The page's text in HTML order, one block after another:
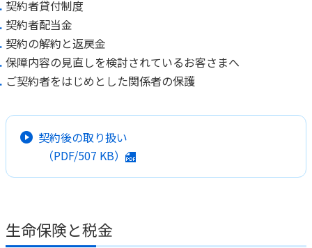
契約者貸付制度
契約者配当金
契約の解約と返戻金
保障内容の見直しを検討されているお客さまへ
ご契約者をはじめとした関係者の保護
契約後の取り扱い
（PDF/507 KB）
生命保険と税金